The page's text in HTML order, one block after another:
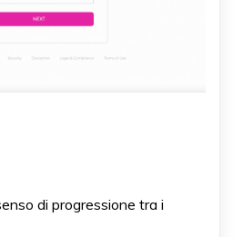
di progressione tra i